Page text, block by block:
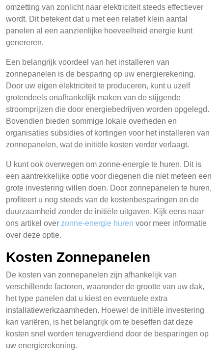
omzetting van zonlicht naar elektriciteit steeds effectiever
wordt. Dit betekent dat u met een relatief klein aantal
panelen al een aanzienlijke hoeveelheid energie kunt
genereren.
Een belangrijk voordeel van het installeren van
zonnepanelen is de besparing op uw energierekening.
Door uw eigen elektriciteit te produceren, kunt u uzelf
grotendeels onafhankelijk maken van de stijgende
stroomprijzen die door energiebedrijven worden opgelegd.
Bovendien bieden sommige lokale overheden en
organisaties subsidies of kortingen voor het installeren van
zonnepanelen, wat de initiële kosten verder verlaagt.
U kunt ook overwegen om zonne-energie te huren. Dit is
een aantrekkelijke optie voor diegenen die niet meteen een
grote investering willen doen. Door zonnepanelen te huren,
profiteert u nog steeds van de kostenbesparingen en de
duurzaamheid zonder de initiële uitgaven. Kijk eens naar
ons artikel over zonne-energie huren voor meer informatie
over deze optie.
Kosten Zonnepanelen
De kosten van zonnepanelen zijn afhankelijk van
verschillende factoren, waaronder de grootte van uw dak,
het type panelen dat u kiest en eventuele extra
installatiewerkzaamheden. Hoewel de initiële investering
kan variëren, is het belangrijk om te beseffen dat deze
kosten snel worden terugverdiend door de besparingen op
uw energierekening.